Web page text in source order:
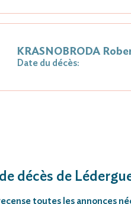
KRASNOBRODA
Date du décès:
décès de
toutes les annonces